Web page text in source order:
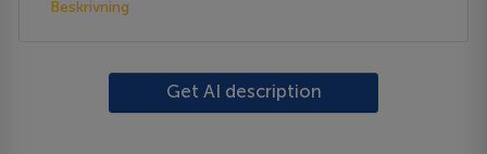
Beskrivning
Get AI description